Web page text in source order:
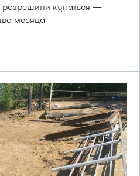
купаться —
месяца